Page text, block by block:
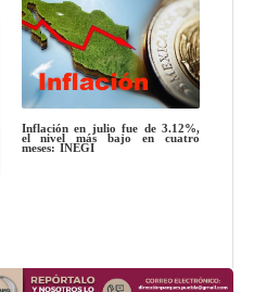
Inflación en julio fue de 3.12%,
el nivel más bajo en cuatro
meses: INEGI